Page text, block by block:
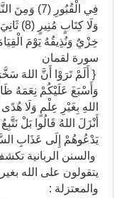
فِي الْقُبُورِ
وَلَا
خِزْيٌ وَنُذِيقُهُ يَوْمَ
سورة لقمان
{ أَلَمْ تَرَوْا أَنَّ اللهَ
وَأَسْبَغَ عَلَيْكُمْ نِعَمَهُ
أَنْزَلَ اللهُ قَالُوا بَلْ
يَدْعُوهُمْ إِلَى عَذَابِ
والسنن الربانية
يتقولون على الله
والمعتزلة :